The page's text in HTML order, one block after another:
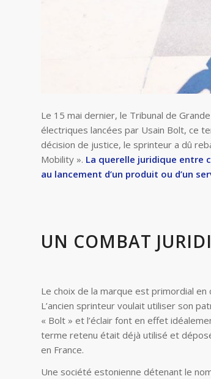
Le 15 mai dernier, le Tribunal de
électriques lancées par Usain Bolt, ce
décision de justice, le sprinteur a dû
Mobility ». La querelle juridique entre
au lancement d’un produit ou d’un
UN COMBAT
Le choix de la marque est primordial
L’ancien sprinteur voulait utiliser son
« Bolt » et l’éclair font en effet
terme retenu était déjà utilisé et
en France.
Une société estonienne détenant le